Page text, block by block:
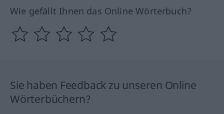
Wie gefällt Ihnen das Online Wörterbuch?
Sie haben Feedback zu unseren Online
Wörterbüchern?